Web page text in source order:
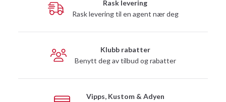
Rask levering
Rask levering til en agent nær deg
Klubb rabatter
Benytt deg av tilbud og rabatter
Vipps, Kustom & Adyen